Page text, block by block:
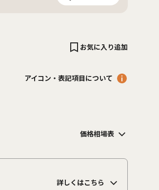
お気に入り追加
アイコン・表記項目について
価格相場表
詳しくはこちら